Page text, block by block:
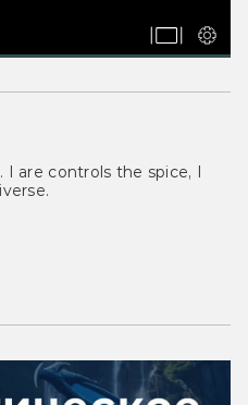
I are controls the spice, I